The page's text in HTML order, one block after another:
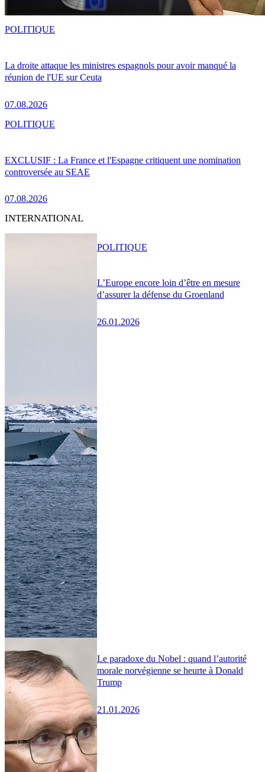
La droite attaque les ministres espagnols pour avoir manqué la
réunion de l'UE sur Ceuta
07.08.2026
POLITIQUE
EXCLUSIF : La France et l'Espagne critiquent une nomination
controversée au SEAE
07.08.2026
POLITIQUE
INTERNATIONAL
L’Europe encore loin d’être en mesure
d’assurer la défense du Groenland
26.01.2026
POLITIQUE
Le paradoxe du Nobel : quand l’autorité
morale norvégienne se heurte à Donald
Trump
21.01.2026